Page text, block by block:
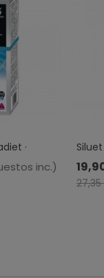
·
inc.)